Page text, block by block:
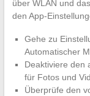
über WLAN und
den App-
Gehe zu
Automatischer
Deaktiviere den
für Fotos und
Überprüfe den